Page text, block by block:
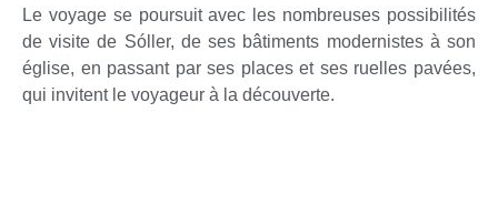
Le voyage se poursuit avec les nombreuses possibilités
de visite de Sóller, de ses bâtiments modernistes à son
église, en passant par ses places et ses ruelles pavées,
qui invitent le voyageur à la découverte.